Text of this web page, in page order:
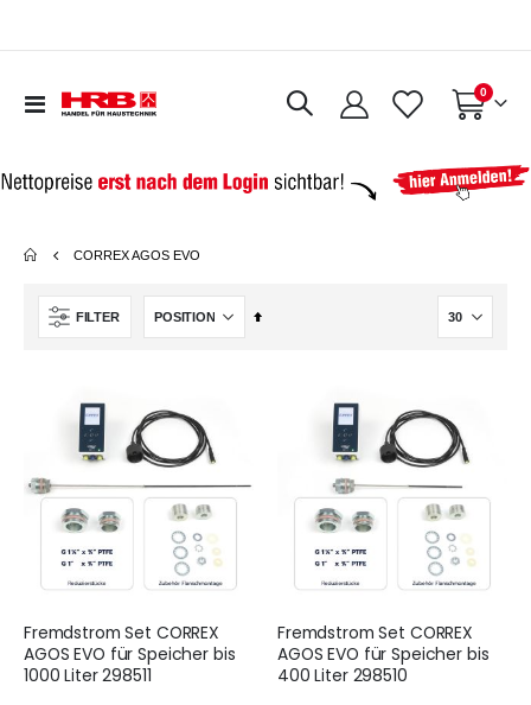
Navigation
Warenkorb
0Artikel
CORREX AGOS EVO
FILTER
In
Fremdstrom Set CORREX
AGOS EVO für Speicher bis
1000 Liter 298511
Fremdstrom Set CORREX
AGOS EVO für Speicher bis
400 Liter 298510